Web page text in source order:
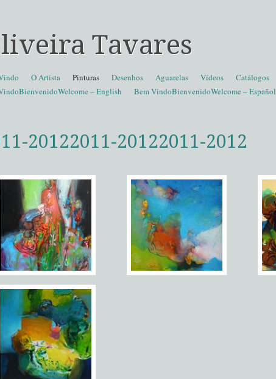
Tavares
contentO Artista Pinturas Desenhos Aguarelas Vídeos Catálogos
– English
Bem VindoBienvenidoWelcome – Español
20122011-20122011-2012